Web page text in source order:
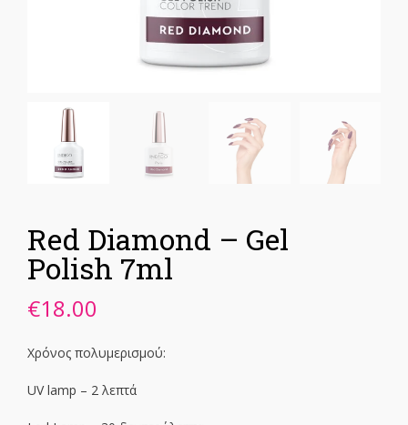
Red Diamond – Gel
Polish 7ml
€18.00
Χρόνος πολυμερισμού:
UV lamp – 2 λεπτά